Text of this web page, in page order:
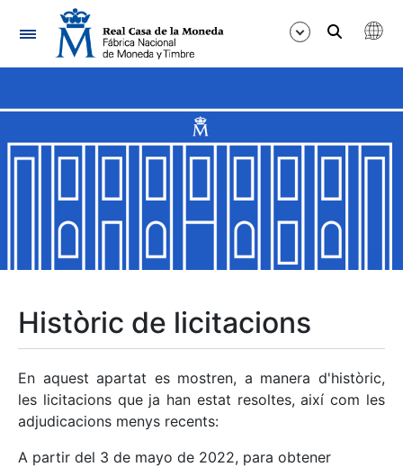
Navegació
Mostra/Amaga
Mostra/Amaga
Mostra/Amaga
Mostra/Amaga
Històric de licitacions
En aquest apartat es mostren, a manera d'històric,
les licitacions que ja han estat resoltes, així com les
adjudicacions menys recents:
A partir del 3 de mayo de 2022, para obtener